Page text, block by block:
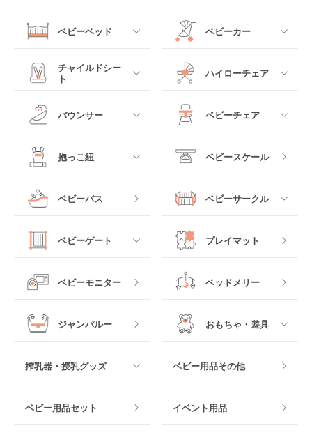
ベビーベッド
すべて
レギュラーサイズベビ
ベッドインベッド
クーファン
マットレス・布団
ベビーベッドその他
ベビーカー
すべて
ベビーカーその他
チャイルドシー
ト
すべて
ジュニアシート
チャイルドシートその
他
ハイローチェア
すべて
バウンサー
すべて
ロッキングタイプ
ベビーチェア
すべて
テーブルチェア
抱っこ紐
すべて
抱っこ紐その他
ベビースケール
ベビーバス ベビーサークル
すべて
木製
マット製
ベビーゲート
すべて
プレイマット
ベビーモニター ベッドメリー
ジャンパルー おもちゃ・遊具
搾乳器・授乳グッズ ベビー用品その他
ベビー用品セット イベント用品